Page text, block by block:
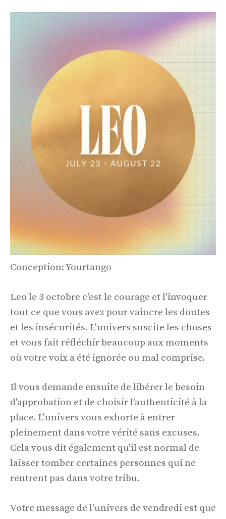
Conception: Yourtango
Leo le 3 octobre c'est le courage et l'invoquer
tout ce que vous avez pour vaincre les doutes
et les insécurités. L'univers suscite les choses
et vous fait réfléchir beaucoup aux moments
où votre voix a été ignorée ou mal comprise.
Il vous demande ensuite de libérer le besoin
d'approbation et de choisir l'authenticité à la
place. L'univers vous exhorte à entrer
pleinement dans votre vérité sans excuses.
Cela vous dit également qu'il est normal de
laisser tomber certaines personnes qui ne
rentrent pas dans votre tribu.
Votre message de l'univers de vendredi est que